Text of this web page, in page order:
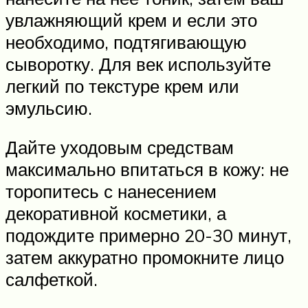
увлажняющий крем и если это
необходимо, подтягивающую
сыворотку. Для век используйте
легкий по текстуре крем или
эмульсию.
Дайте уходовым средствам
максимально впитаться в кожу: не
торопитесь с нанесением
декоративной косметики, а
подождите примерно 20-30 минут,
затем аккуратно промокните лицо
салфеткой.